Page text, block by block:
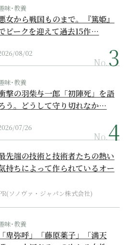
味･教養
女から戦国ものまで。『篤姫』
ピークを迎えて過去15作…
08/02
No.
味･教養
撃の羽柴与一郎「初陣死」を語
う。どうして守り切れなか…
07/26
No.
先端の技術と技術者たちの熱い
持ちによって作られているオー
ソノヴァ・ジャパン株式会社)
味･教養
「卑弥呼」「藤原薬子」「満天